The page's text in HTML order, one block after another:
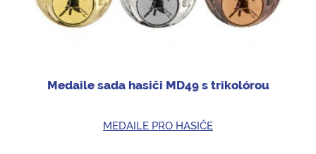
Medaile sada hasiči MD49 s trikolórou
MEDAILE PRO HASIČE